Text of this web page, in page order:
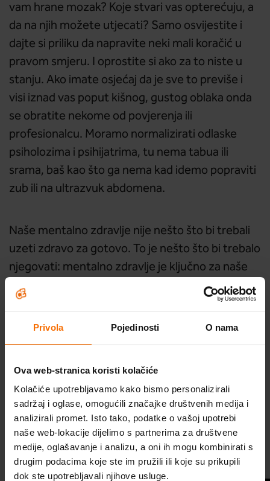
Privola Pojedinosti O nama
Ova web-stranica koristi kolačiće
Kolačiće upotrebljavamo kako bismo personalizirali
sadržaj i oglase, omogućili značajke društvenih medija i
analizirali promet. Isto tako, podatke o vašoj upotrebi
naše web-lokacije dijelimo s partnerima za društvene
medije, oglašavanje i analizu, a oni ih mogu kombinirati s
drugim podacima koje ste im pružili ili koje su prikupili
dok ste upotrebljavali njihove usluge.
Škola optimističnog roditeljstva
Probudi optimizam
Program za optimizam
vam hrane mozak? Koje stvari vas opterećuju, a
da na njih možete utjecati? Samo osvijestite i
dajte si priliku da napravite neki mali koračić u
pravom smjeru. I oprostite si ako za to niste u
stanju. Ako imate osjećaj da je sve to previše i
visi iznad vas poput kišnog, gustog oblaka onda
se obratite nekome od povjerenja ili
profesionalcu. Moramo normalizirati odlaske
psiholozima i psihijatrima, tu nema tabua ili
srama, baš kao što ga nema kad idemo popraviti
zub ili na ultrazvuk abdomena.
Naše mentalno zdravlje nije nešto što bi trebali
uzeti zdravo za gotovo. To je nešto što bi trebalo
njegovati: mentalno zdravlje je ključno za naše
ukupno zdravlje i kvalitetu života.
Ukoliko želite pričati sa
stručnom osobom o mentalnom
zdravlju, javite se suradnici
platforme Budi DOBRO. Budi
CE., psihologinji Tijani Debelić
putem rubrikeDobro je pitati.